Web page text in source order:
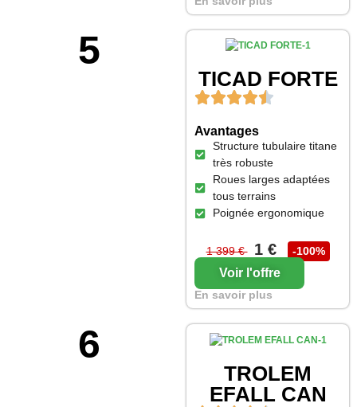
5
TICAD FORTE
Avantages
Structure tubulaire titane
très robuste
Roues larges adaptées
tous terrains
Poignée ergonomique
1 399 € 1 € -100%
Voir l'offre
En savoir plus
6
TROLEM
EFALL CAN